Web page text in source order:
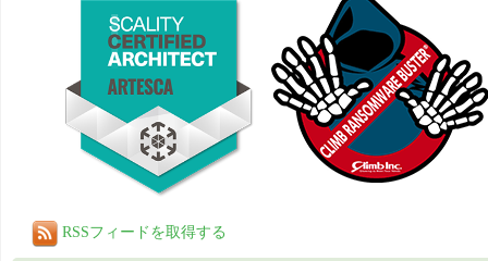
RSSフィードを取得する